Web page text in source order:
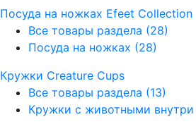
Посуда на ножках Efeet Collection
Все товары раздела (28)
Посуда на ножках (28)
Кружки Creature Cups
Все товары раздела (13)
Кружки с животными внутри